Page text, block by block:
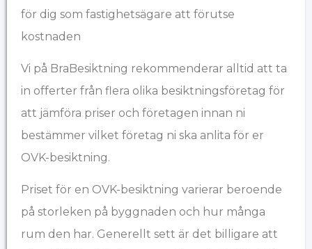
för dig som fastighetsägare att förutse
kostnaden
Vi på BraBesiktning rekommenderar alltid att ta
in offerter från flera olika besiktningsföretag för
att jämföra priser och företagen innan ni
bestämmer vilket företag ni ska anlita för er
OVK-besiktning.
Priset för en OVK-besiktning varierar beroende
på storleken på byggnaden och hur många
rum den har. Generellt sett är det billigare att